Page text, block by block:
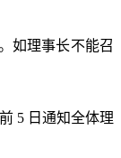
如理事长不能召
5 日通知全体理